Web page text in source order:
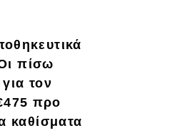
πίσω
τον
προ
καθίσματα